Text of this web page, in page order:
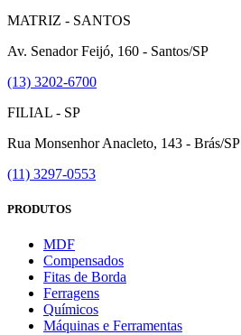
MATRIZ - SANTOS
Av. Senador Feijó, 160 - Santos/SP
(13) 3202-6700
FILIAL - SP
Rua Monsenhor Anacleto, 143 - Brás/SP
(11) 3297-0553
PRODUTOS
MDF
Compensados
Fitas de Borda
Ferragens
Químicos
Máquinas e Ferramentas